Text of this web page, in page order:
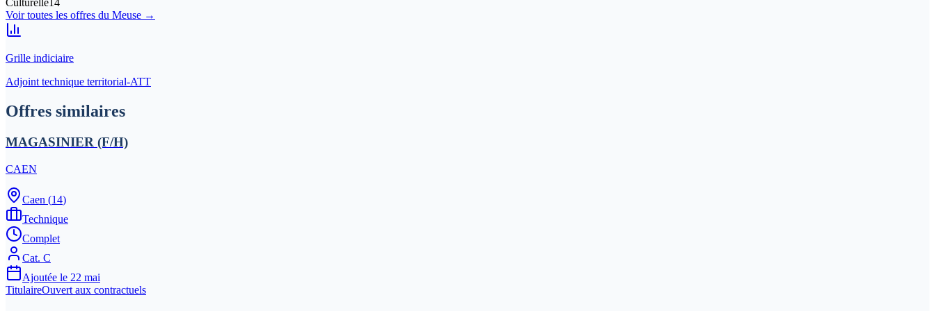
Culturelle14
Voir toutes les offres du Meuse →
Grille indiciaire
Adjoint technique territorial-ATT
Offres similaires
MAGASINIER (F/H)
CAEN
Caen (14)
Technique
Complet
Cat. C
Ajoutée le 22 mai
TitulaireOuvert aux contractuels